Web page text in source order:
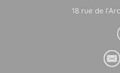
18 rue de